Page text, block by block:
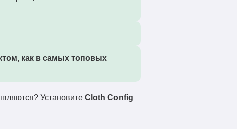
как в самых топовых
Установите Cloth Config